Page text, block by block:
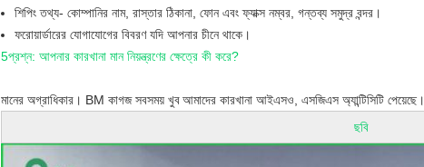
শিপিং তথ্য- কোম্পানির নাম, রাস্তার ঠিকানা, ফোন এবং ফ্যাক্স নম্বর, গন্তব্য সমুদ্র বন্দর।
ফরোয়ার্ডারের যোগাযোগের বিবরণ যদি আপনার চীনে থাকে।
5প্রশ্ন: আপনার কারখানা মান নিয়ন্ত্রণের ক্ষেত্রে কী করে?
মানের অগ্রাধিকার। BM কাগজ সবসময় খুবআমাদের কারখানা আইএসও, এসজিএস অ্যান্টিসিটি পেয়েছে।
ছবি